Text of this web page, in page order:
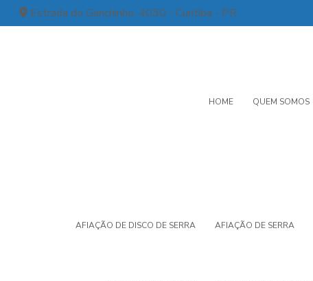
Estrada do Ganchinho, 4030 - Curitiba - PR
HOME QUEM SOMOS
AFIAÇÃO DE DISCO DE SERRA AFIAÇÃO DE SERRA